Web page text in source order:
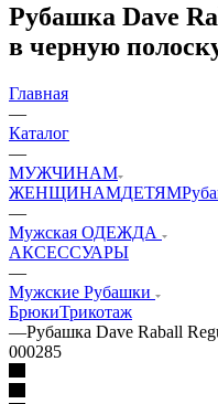
Рубашка Dave
в черную
Главная
—
Каталог
—
МУЖЧИНАМ
ЖЕНЩИНАМДЕТЯМ
—
Мужская ОДЕЖДА
АКСЕССУАРЫ
—
Мужские Рубашки
БрюкиТрикотаж
—Рубашка Dave Raball
000285